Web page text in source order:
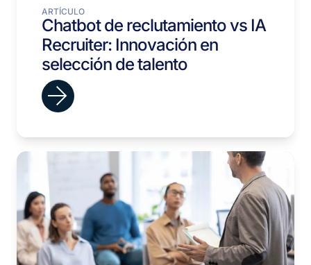
ARTÍCULO
Chatbot de reclutamiento vs IA
Recruiter: Innovación en
selección de talento